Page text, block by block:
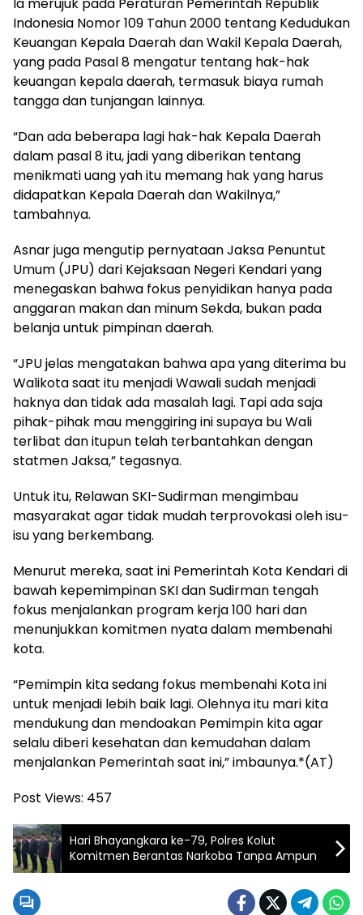
Indonesia Nomor 109 Tahun 2000 tentang Kedudukan
Keuangan Kepala Daerah dan Wakil Kepala Daerah,
yang pada Pasal 8 mengatur tentang hak-hak
keuangan kepala daerah, termasuk biaya rumah
tangga dan tunjangan lainnya.
“Dan ada beberapa lagi hak-hak Kepala Daerah
dalam pasal 8 itu, jadi yang diberikan tentang
menikmati uang yah itu memang hak yang harus
didapatkan Kepala Daerah dan Wakilnya,”
tambahnya.
Asnar juga mengutip pernyataan Jaksa Penuntut
Umum (JPU) dari Kejaksaan Negeri Kendari yang
menegaskan bahwa fokus penyidikan hanya pada
anggaran makan dan minum Sekda, bukan pada
belanja untuk pimpinan daerah.
“JPU jelas mengatakan bahwa apa yang diterima bu
Walikota saat itu menjadi Wawali sudah menjadi
haknya dan tidak ada masalah lagi. Tapi ada saja
pihak-pihak mau menggiring ini supaya bu Wali
terlibat dan itupun telah terbantahkan dengan
statmen Jaksa,” tegasnya.
Untuk itu, Relawan SKI-Sudirman mengimbau
masyarakat agar tidak mudah terprovokasi oleh isu-
isu yang berkembang.
Menurut mereka, saat ini Pemerintah Kota Kendari di
bawah kepemimpinan SKI dan Sudirman tengah
fokus menjalankan program kerja 100 hari dan
menunjukkan komitmen nyata dalam membenahi
kota.
“Pemimpin kita sedang fokus membenahi Kota ini
untuk menjadi lebih baik lagi. Olehnya itu mari kita
mendukung dan mendoakan Pemimpin kita agar
selalu diberi kesehatan dan kemudahan dalam
menjalankan Pemerintah saat ini,” imbaunya.*(AT)
Post Views: 457
Hari Bhayangkara ke-79, Polres Kolut
Komitmen Berantas Narkoba Tanpa Ampun